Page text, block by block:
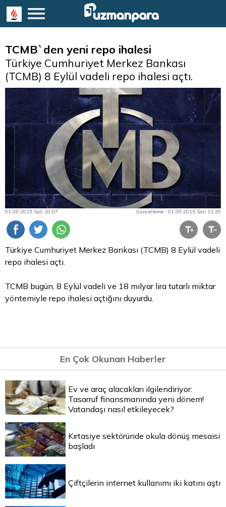
TCMB`den yeni repo ihalesi
Türkiye Cumhuriyet Merkez Bankası
(TCMB) 8 Eylül vadeli repo ihalesi açtı.
01.09.2015 Salı 10:07 Güncelleme : 01.09.2015 Salı 11:29
Türkiye Cumhuriyet Merkez Bankası (TCMB) 8 Eylül vadeli
repo ihalesi açtı.
TCMB bugün, 8 Eylül vadeli ve 18 milyar lira tutarlı miktar
yöntemiyle repo ihalesi açtığını duyurdu.
En Çok Okunan Haberler
Ev ve araç alacakları ilgilendiriyor:
Tasarruf finansmanında yeni dönem!
Vatandaşı nasıl etkileyecek?
Kırtasiye sektöründe okula dönüş mesaisi
başladı
Çiftçilerin internet kullanımı iki katını aştı